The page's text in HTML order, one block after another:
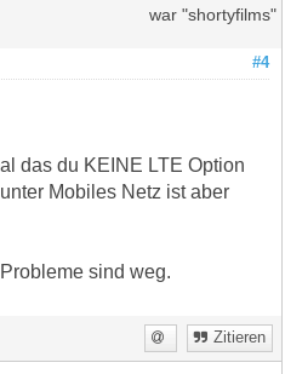
war "shortyfilms"
#4
das du KEINE LTE Option
Mobiles Netz ist aber
sind weg.
Zitieren